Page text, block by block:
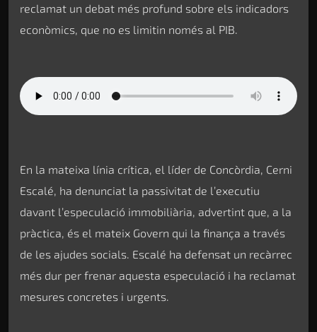
reclamat un debat més profund sobre els indicadors
econòmics, que no es limitin només al PIB.
En la mateixa línia crítica, el líder de Concòrdia, Cerni
Escalé, ha denunciat la passivitat de l’executiu
davant l’especulació immobiliària, advertint que, a la
pràctica, és el mateix Govern qui la finança a través
de les ajudes socials. Escalé ha defensat un recàrrec
més dur per frenar aquesta especulació i ha reclamat
mesures concretes i urgents.